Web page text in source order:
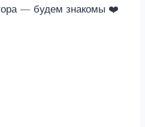
— будем знакомы ❤️